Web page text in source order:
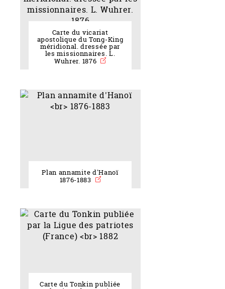
Carte du vicariat
apostolique du Tong-King
méridional. dressée par
les missionnaires. L.
Wuhrer. 1876
Plan annamite d'Hanoï
1876-1883
Carte du Tonkin publiée